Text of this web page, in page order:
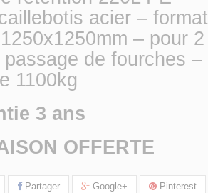
acier – format
– pour 2
de fourches –
1100kg
3 ans
OFFERTE
Partager Google+ Pinterest